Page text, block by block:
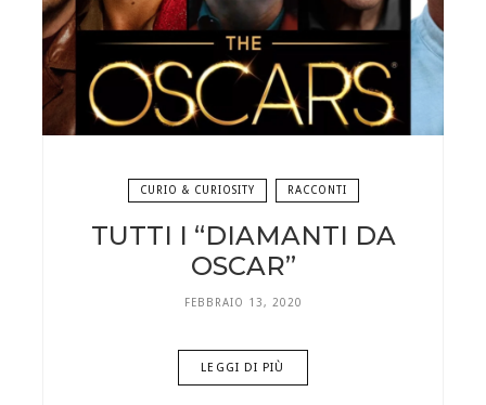
CURIO & CURIOSITY RACCONTI
TUTTI I “DIAMANTI DA
OSCAR”
FEBBRAIO 13, 2020
LEGGI DI PIÙ